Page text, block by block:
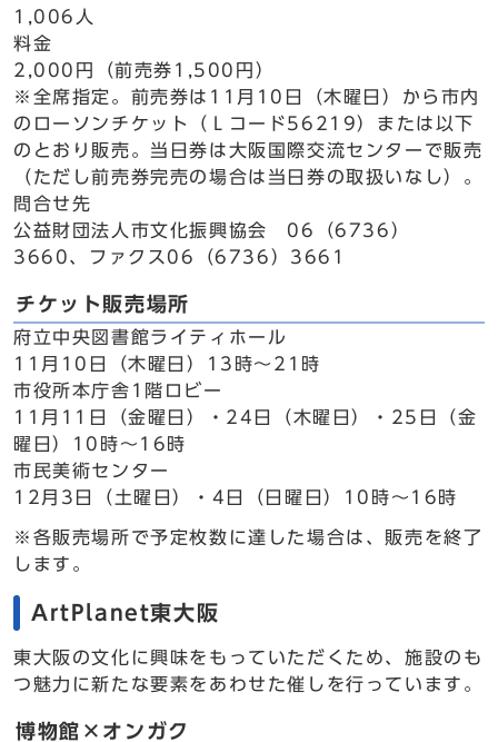
1,006人
料金
2,000円（前売券1,500円）
※全席指定。前売券は11月10日（木曜日）から市内
のローソンチケット（Ｌコード56219）または以下
のとおり販売。当日券は大阪国際交流センターで販売
（ただし前売券完売の場合は当日券の取扱いなし）。
問合せ先
公益財団法人市文化振興協会 06（6736）
3660、ファクス06（6736）3661
チケット販売場所
府立中央図書館ライティホール
11月10日（木曜日）13時～21時
市役所本庁舎1階ロビー
11月11日（金曜日）・24日（木曜日）・25日（金
曜日）10時～16時
市民美術センター
12月3日（土曜日）・4日（日曜日）10時～16時
※各販売場所で予定枚数に達した場合は、販売を終了
します。
ArtPlanet東大阪
東大阪の文化に興味をもっていただくため、施設のも
つ魅力に新たな要素をあわせた催しを行っています。
博物館×オンガク